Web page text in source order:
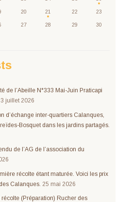
20 21 22 23
27 28 29 30
de l’Abeille N°333 Mai-Juin Praticapi
3 juillet 2026
d’échange inter-quartiers Calanques,
Bosquet dans les jardins partagés.
de l’AG de l’association du
récolte étant maturée. Voici les prix
Calanques. 25 mai 2026
(Préparation) Rucher des